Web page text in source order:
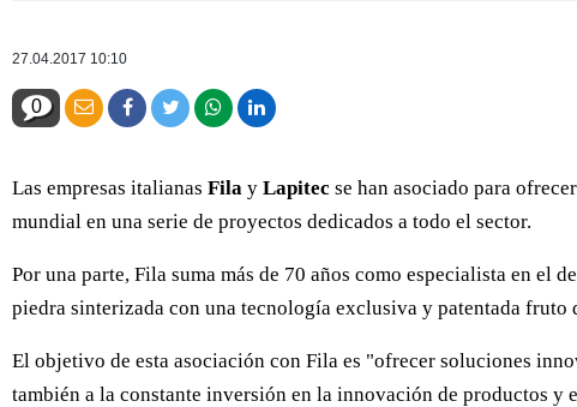
27.04.2017 10:10
0
Las empresas italianas Fila y Lapitec se han asociado para
mundial en una serie de proyectos dedicados a todo el sector.
Por una parte, Fila suma más de 70 años como especialista en
piedra sinterizada con una tecnología exclusiva y patentada fruto
El objetivo de esta asociación con Fila es "ofrecer soluciones
también a la constante inversión en la innovación de productos y